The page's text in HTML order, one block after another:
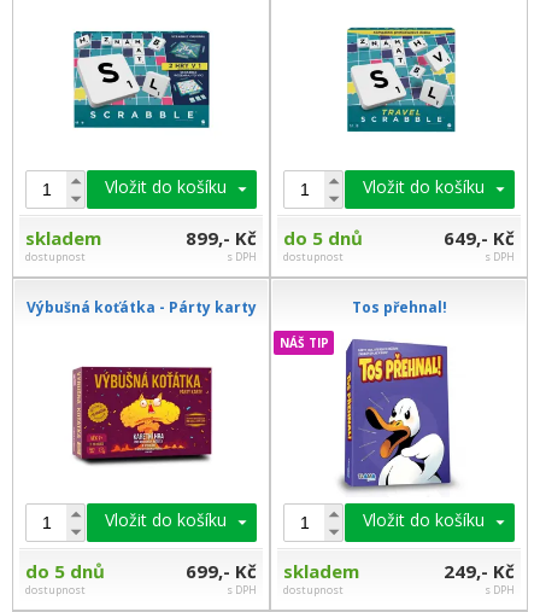
Vložit do košíku
skladem
dostupnost
899,- Kč
s DPH
Vložit do košíku
do 5 dnů
dostupnost
649,- Kč
s DPH
Výbušná koťátka - Párty karty
Vložit do košíku
do 5 dnů
dostupnost
699,- Kč
s DPH
Tos přehnal!
NÁŠ TIP
Vložit do košíku
skladem
dostupnost
249,- Kč
s DPH